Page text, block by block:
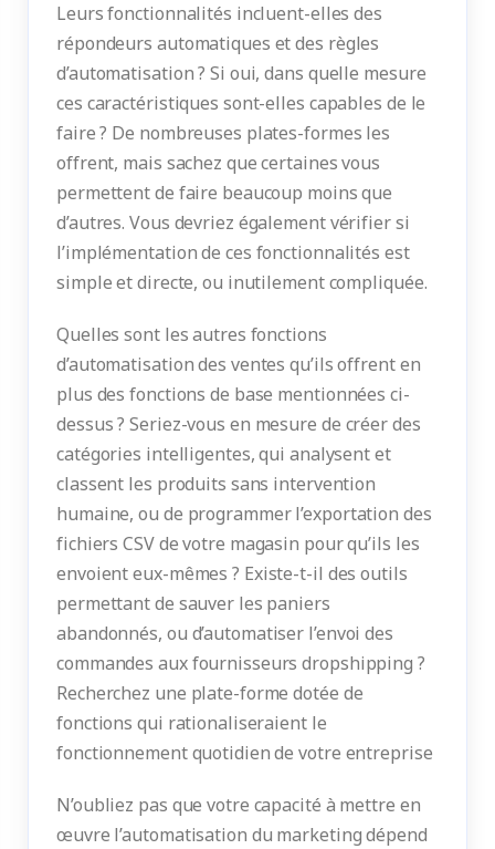
Leurs fonctionnalités incluent-elles des
répondeurs automatiques et des règles
d’automatisation ? Si oui, dans quelle mesure
ces caractéristiques sont-elles capables de le
faire ? De nombreuses plates-formes les
offrent, mais sachez que certaines vous
permettent de faire beaucoup moins que
d’autres. Vous devriez également vérifier si
l’implémentation de ces fonctionnalités est
simple et directe, ou inutilement compliquée.
Quelles sont les autres fonctions
d’automatisation des ventes qu’ils offrent en
plus des fonctions de base mentionnées ci-
dessus ? Seriez-vous en mesure de créer des
catégories intelligentes, qui analysent et
classent les produits sans intervention
humaine, ou de programmer l’exportation des
fichiers CSV de votre magasin pour qu’ils les
envoient eux-mêmes ? Existe-t-il des outils
permettant de sauver les paniers
abandonnés, ou d’automatiser l’envoi des
commandes aux fournisseurs dropshipping ?
Recherchez une plate-forme dotée de
fonctions qui rationaliseraient le
fonctionnement quotidien de votre entreprise
N’oubliez pas que votre capacité à mettre en
œuvre l’automatisation du marketing dépend